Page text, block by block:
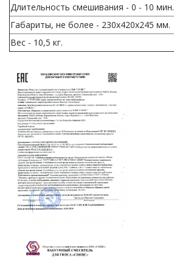
Длительность смешивания - 0 - 10 мин.
Габариты, не более - 230х420х245 мм.
Вес - 10,5 кг.